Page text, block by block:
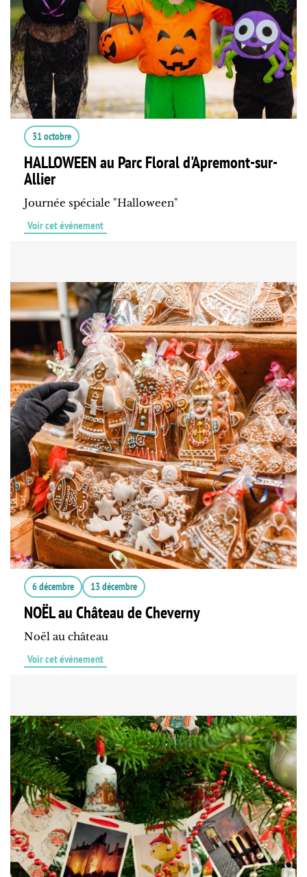
31 octobre
HALLOWEEN au Parc Floral d'Apremont-sur-
Allier
Journée spéciale "Halloween"
Voir cet événement
6 décembre 13 décembre
NOËL au Château de Cheverny
Noël au château
Voir cet événement